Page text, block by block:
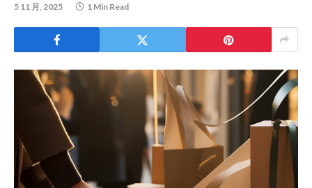
5 11 月, 2025 1 Min Read